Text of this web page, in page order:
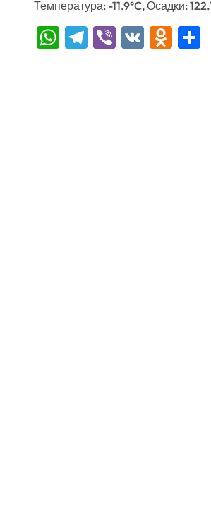
Температура: -11.9°C, Осадки:
WhatsApp
Telegram
Viber
VK